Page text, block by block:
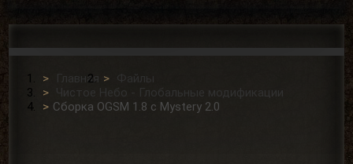
Главная
Файлы
Чистое Небо - Глобальные модификации
Сборка OGSM 1.8 с Mystery 2.0